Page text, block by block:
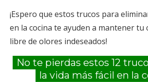
¡Espero que estos trucos para
en la cocina te ayuden a mantener tu
libre de olores indeseados!
No te pierdas estos 12
la vida más fácil en la